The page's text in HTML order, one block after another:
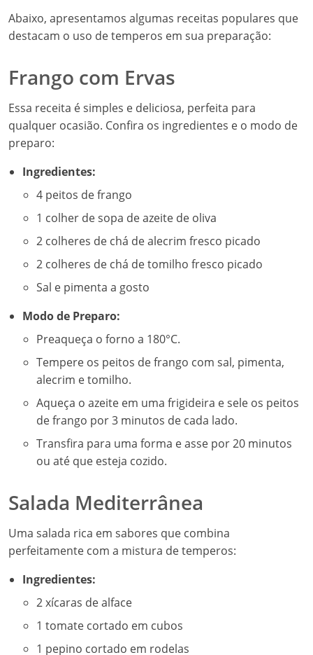
Abaixo, apresentamos algumas receitas populares que
destacam o uso de temperos em sua preparação:
Frango com Ervas
Essa receita é simples e deliciosa, perfeita para
qualquer ocasião. Confira os ingredientes e o modo de
preparo:
Ingredientes:
4 peitos de frango
1 colher de sopa de azeite de oliva
2 colheres de chá de alecrim fresco picado
2 colheres de chá de tomilho fresco picado
Sal e pimenta a gosto
Modo de Preparo:
Preaqueça o forno a 180°C.
Tempere os peitos de frango com sal, pimenta,
alecrim e tomilho.
Aqueça o azeite em uma frigideira e sele os peitos
de frango por 3 minutos de cada lado.
Transfira para uma forma e asse por 20 minutos
ou até que esteja cozido.
Salada Mediterrânea
Uma salada rica em sabores que combina
perfeitamente com a mistura de temperos:
Ingredientes:
2 xícaras de alface
1 tomate cortado em cubos
1 pepino cortado em rodelas